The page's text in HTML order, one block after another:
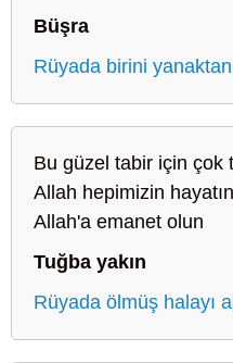
Büşra
Rüyada birini
Bu güzel tabir için çok
Allah hepimizin
Allah'a emanet olun
Tuğba yakın
Rüyada ölmüş halayı